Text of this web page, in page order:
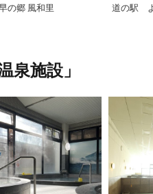
の郷 風和里 道の駅
泉施設」